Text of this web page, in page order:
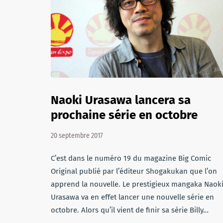
Naoki Urasawa lancera sa
prochaine série en octobre
20 septembre 2017
C’est dans le numéro 19 du magazine Big Comic
Original publié par l’éditeur Shogakukan que l’on
apprend la nouvelle. Le prestigieux mangaka Naoki
Urasawa va en effet lancer une nouvelle série en
octobre. Alors qu’il vient de finir sa série Billy…